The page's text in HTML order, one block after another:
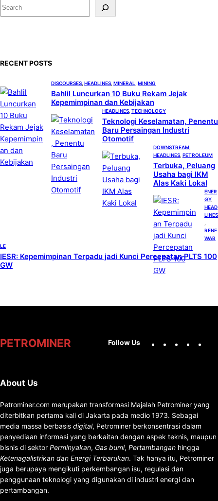
S
e
RECENT POSTS
DISCOURSES HEADLINES MINERAL MINING
Bahlil Luncurkan 10 Buku Rekam Jejak
Kepemimpinan dan Kebijakan
HEADLINES TECHNOLOGY
Teknologi Keselamatan, Penentu
Baru Persaingan Industri
Otomotif
DOWNSTREAM
HEADLINES PETROLEUM
Terbuka, Peluang
Usaha bagi IKM
Alas Kaki Lokal
ENER
GY
HEAD
LINES
RENE
WAB
LE
IESR: Kepemimpinan Terpadu jadi Kunci Percepatan PLTS 100
GW
PETROMINER Follow Us
About Us
Petrominer.com merupakan transformasi Majalah Petrominer yang
diterbitkan pertama kali di Jakarta pada medio 1973. Sebagai
media massa berbasis digital, Petrominer berkonsentrasi dalam
penyediaan informasi yang berkaitan dengan aspek teknis, maupun
bisnis di sektor Perminyakan, Gas bumi, Pertambangan hingga
Ketenagalistrikan dan Energi Terbarukan. Tak hanya itu, Petrominer
juga berupaya mengikuti perkembangan isu, regulasi dan
penggunaan teknologi yang digunakan di industri energi dan
pertambangan.